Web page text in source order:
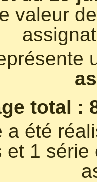
valeur
total :
a été
et 1 série